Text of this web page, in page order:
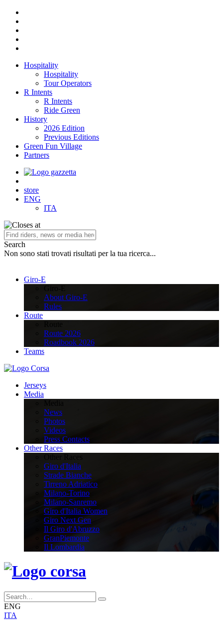
Hospitality
Hospitality
Tour Operators
R Intents
R Intents
Ride Green
History
2026 Edition
Previous Editions
Green Fun Village
Partners
store
ENG
ITA
Search
Non sono stati trovati risultati per la tua ricerca...
Giro-E
About Giro-E
Rules
Route
Route 2026
Roadbook 2026
Teams
Jerseys
Media
News
Photos
Videos
Press Contacts
Other Races
Giro d'Italia
Strade Bianche
Tirreno Adriatico
Milano-Torino
Milano-Sanremo
Giro d'Italia Women
Giro Next Gen
Il Giro d'Abruzzo
GranPiemonte
Il Lombardia
ENG
ITA